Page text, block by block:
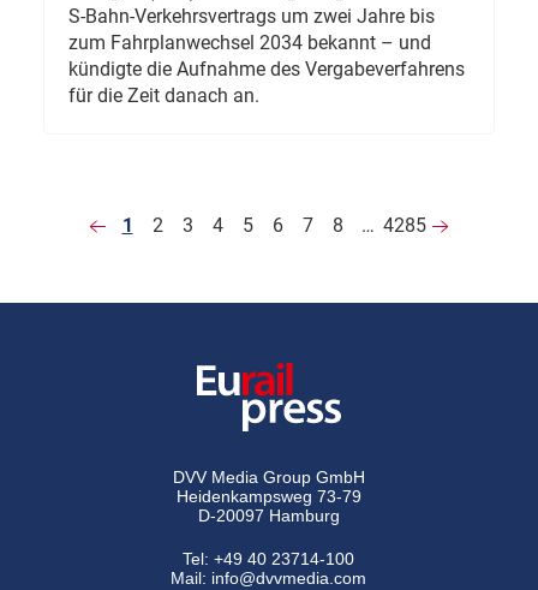
S-Bahn-Verkehrsvertrags um zwei Jahre bis
zum Fahrplanwechsel 2034 bekannt – und
kündigte die Aufnahme des Vergabeverfahrens
für die Zeit danach an.
1 2 3 4 5 6 7 8 … 4285
DVV Media Group GmbH
Heidenkampsweg 73-79
D-20097 Hamburg
Tel:+49 40 23714-100
Mail: info@dvvmedia.com